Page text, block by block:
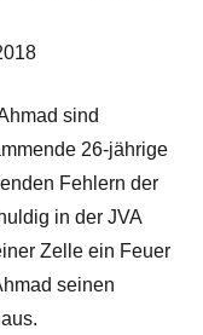
sind
26-jährige
Fehlern der
in der JVA
Zelle ein Feuer
seinen